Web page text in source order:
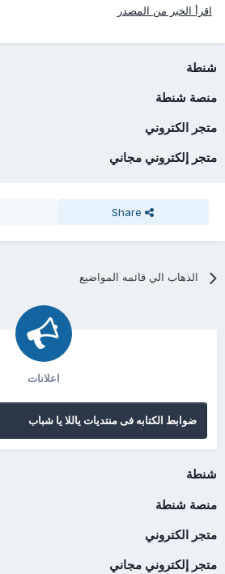
اقرأ الخبر من المصدر
شنطة
منصة شنطة
متجر الكتروني
متجر إلكتروني مجاني
Share
الذهاب الي قائمه المواضيع
اعلانات
ضوابط الكتابه فى منتديات ياللا يا شباب
شنطة
منصة شنطة
متجر الكتروني
متجر إلكتروني مجاني